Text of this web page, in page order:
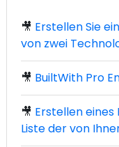
🎥 Erstellen Sie
von zwei
🎥 BuiltWith Pro
🎥 Erstellen
Liste der von